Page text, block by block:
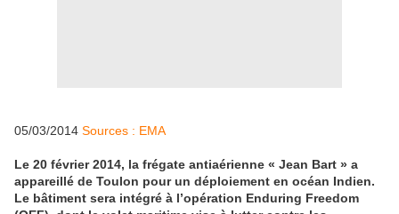
05/03/2014 Sources : EMA
Le 20 février 2014, la frégate antiaérienne « Jean Bart » a
appareillé de Toulon pour un déploiement en océan Indien.
Le bâtiment sera intégré à l’opération Enduring Freedom